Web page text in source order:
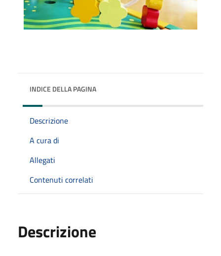
INDICE DELLA PAGINA
Descrizione
A cura di
Allegati
Contenuti correlati
Descrizione